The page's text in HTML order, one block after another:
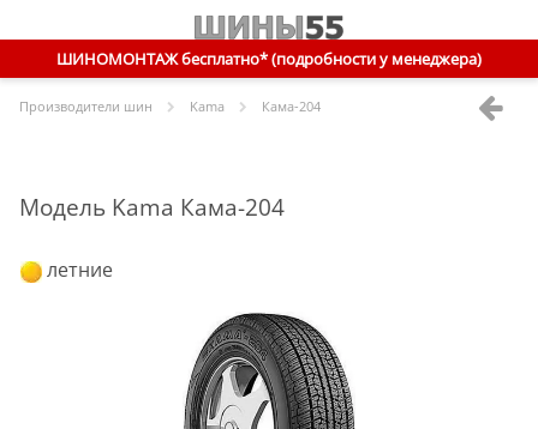
ШИНОМОНТАЖ бесплатно* (подробности у менеджера)
Производители шин Kama Кама-204
Модель Kama Кама-204
летние